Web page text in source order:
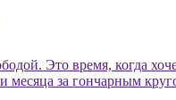
Это время, когда
за гончарным